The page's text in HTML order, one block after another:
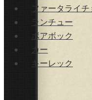
ファータライチ
ランチュー
ボアボック
カー
キーレック